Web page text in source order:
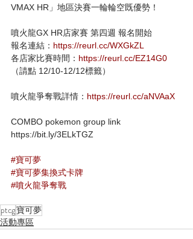
VMAX HR」地區決賽一輪輪空既優勢！
噴火龍GX HR店家賽 第四週 報名開始
報名連結： https://reurl.cc/WXGkZL
各店家比賽時間： https://reurl.cc/EZ14G0
（請點 12/10-12/12標籤）
噴火龍爭奪戰詳情： https://reurl.cc/aNVAaX
COMBO pokemon group link
https://bit.ly/3ELkTGZ
#寶可夢
#寶可夢集換式卡牌
#噴火龍爭奪戰
ptcg寶可夢
活動專區